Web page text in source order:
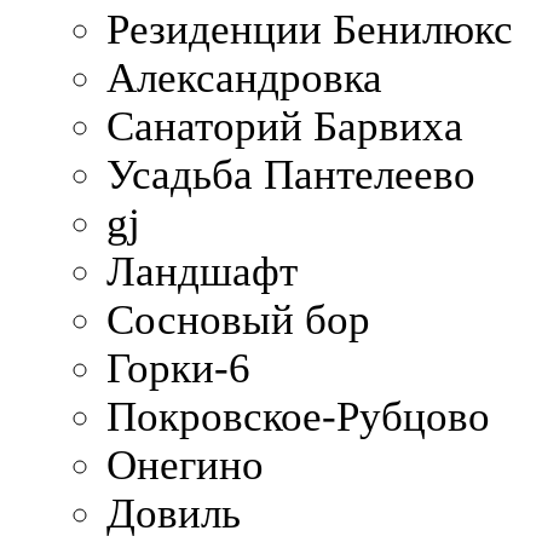
Резиденции Бенилюкс
Александровка
Санаторий Барвиха
Усадьба Пантелеево
gj
Ландшафт
Сосновый бор
Горки-6
Покровское-Рубцово
Онегино
Довиль